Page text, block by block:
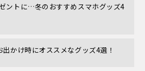
ントに…冬のおすすめスマホグッズ4
出かけ時にオススメなグッズ4選！